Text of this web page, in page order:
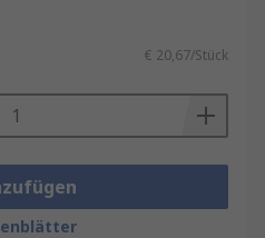
€ 20,67/Stück